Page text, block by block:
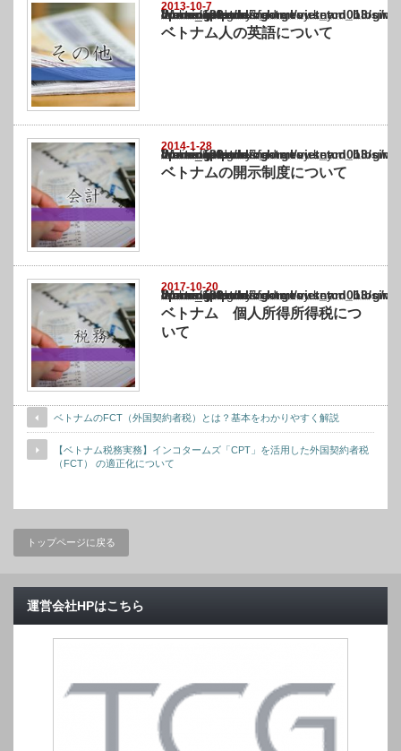
2013-10-7
Warning
: Undefined array key "show_category" in
/home/netst/kuno-cpa.co.jp/public_html/vietnam_blog/wp-content/themes/
on line183
ベトナム人の英語について
2014-1-28
Warning
: Undefined array key "show_category" in
/home/netst/kuno-cpa.co.jp/public_html/vietnam_blog/wp-content/themes/
on line183
ベトナムの開示制度について
2017-10-20
Warning
: Undefined array key "show_category" in
/home/netst/kuno-cpa.co.jp/public_html/vietnam_blog/wp-content/themes/
on line183
ベトナム 個人所得所得税につ
いて
ベトナムのFCT（外国契約者税）とは？基本をわかりやすく解説
【ベトナム税務実務】インコタームズ「CPT」を活用した外国契約者税
（FCT） の適正化について
トップページに戻る
運営会社HPはこちら